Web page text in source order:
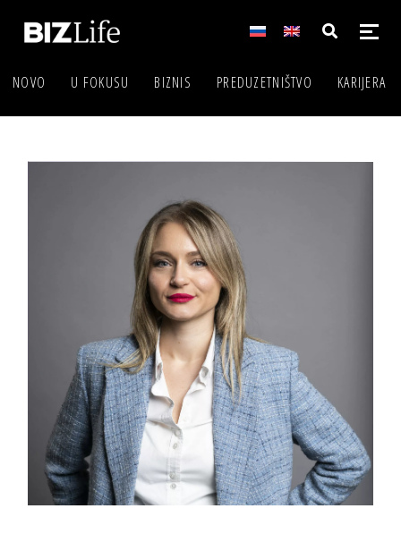
NOVO U FOKUSU BIZNIS PREDUZETNIŠTVO KARIJERA